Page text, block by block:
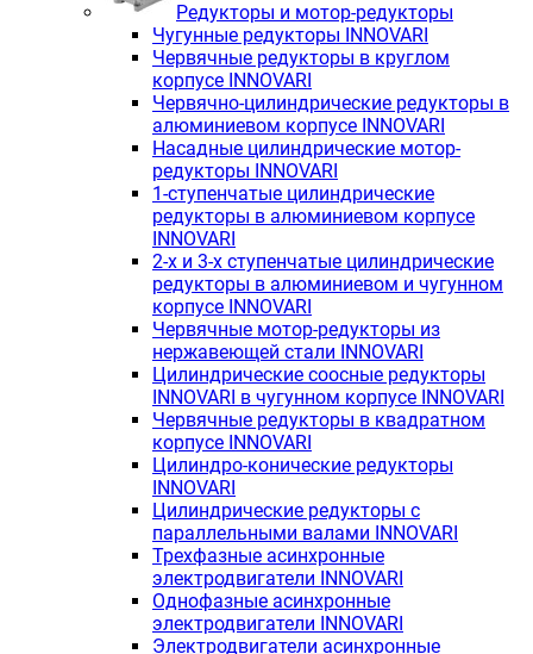
Редукторы и мотор-редукторы
Чугунные редукторы INNOVARI
Червячные редукторы в круглом
корпусе INNOVARI
Червячно-цилиндрические редукторы в
алюминиевом корпусе INNOVARI
Насадные цилиндрические мотор-
редукторы INNOVARI
1-ступенчатые цилиндрические
редукторы в алюминиевом корпусе
INNOVARI
2-х и 3-х ступенчатые цилиндрические
редукторы в алюминиевом и чугунном
корпусе INNOVARI
Червячные мотор-редукторы из
нержавеющей стали INNOVARI
Цилиндрические соосные редукторы
INNOVARI в чугунном корпусе INNOVARI
Червячные редукторы в квадратном
корпусе INNOVARI
Цилиндро-конические редукторы
INNOVARI
Цилиндрические редукторы с
параллельными валами INNOVARI
Трехфазные асинхронные
электродвигатели INNOVARI
Однофазные асинхронные
электродвигатели INNOVARI
Электродвигатели асинхронные